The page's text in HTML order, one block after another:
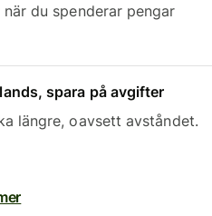
du spenderar pengar
spara på avgifter
längre, oavsett avståndet.